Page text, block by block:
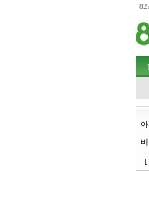
주
컨
검
주
[